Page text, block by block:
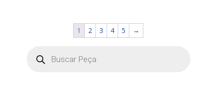
1 2 3 4 5
→
produtos